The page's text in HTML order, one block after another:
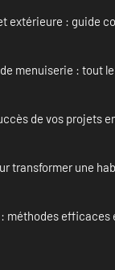
extérieure : guide
menuiserie : tout
de vos projets
transformer une
méthodes efficaces